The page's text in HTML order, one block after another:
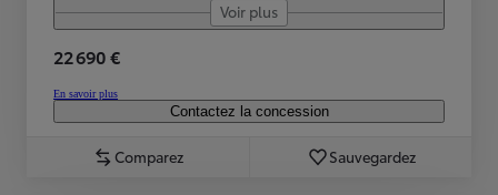
Voir plus
22 690 €
En savoir plus
Contactez la concession
Comparez Sauvegardez